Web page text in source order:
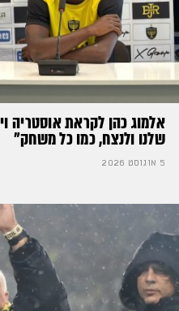
אלמוג כהן לקראת אוסטריה
שלנו ולנצח, כמו כל משחק״
5 אוגוסט 2026